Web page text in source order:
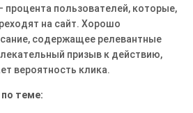
процента пользователей, которые,
на сайт․ Хорошо
содержащее релевантные
призыв к действию,
вероятность клика․
теме: